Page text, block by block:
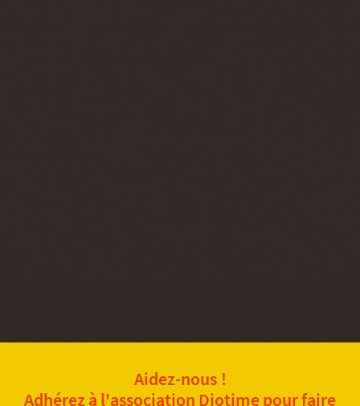
Aidez-nous !
Adhérez à l'association Diotime pour faire